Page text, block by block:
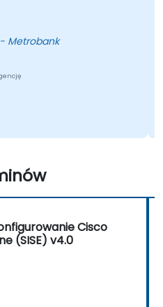
Metrobank
Cisco
(SISE) v4.0